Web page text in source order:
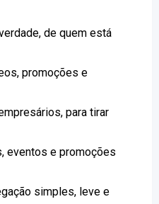
de quem está
promoções e
para tirar
eventos e promoções
simples, leve e